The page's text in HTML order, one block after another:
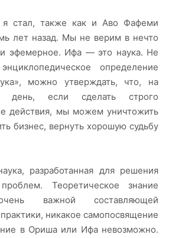
я стал, также как и Аво Фафеми
лет назад. Мы не верим в нечто
эфемерное. Ифа — это наука. Не
определение
можно утверждать, что, на
день, если сделать строго
действия, мы можем уничтожить
бизнес, вернуть хорошую судьбу
разработанная для решения
Теоретическое знание
важной составляющей
никакое самопосвящение
в Ориша или Ифа невозможно.